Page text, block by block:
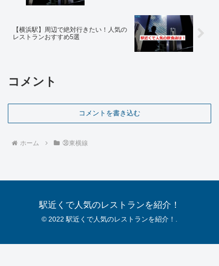
【横浜駅】周辺で絶対行きたい！人気の
レストランおすすめ5選
コメント
コメントを書き込む
ホーム ㊳東横線
駅近くで人気のレストランを紹介！
© 2022 駅近くで人気のレストランを紹介！.